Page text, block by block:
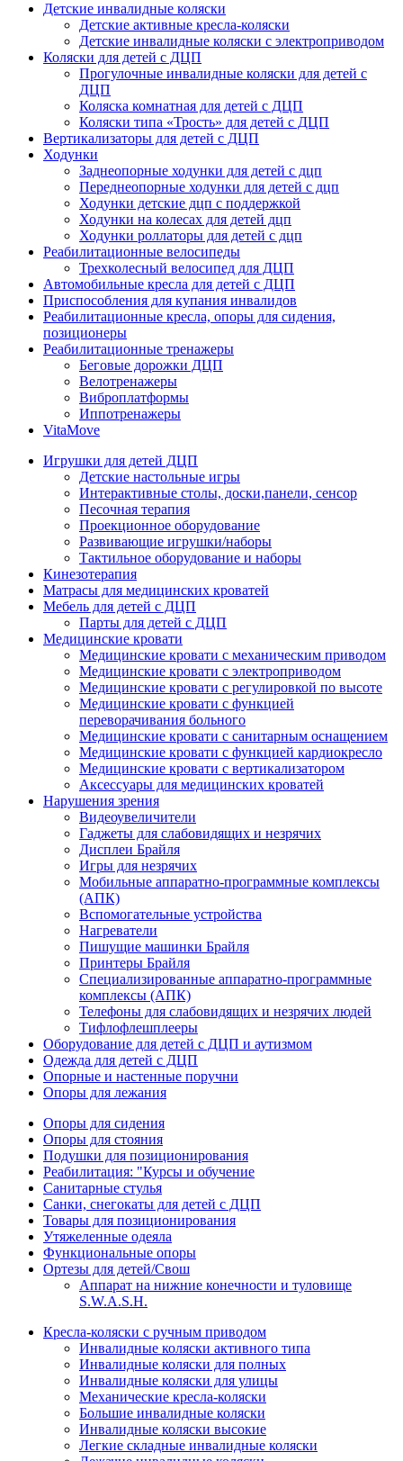
Детские инвалидные коляски
Детские активные кресла-коляски
Детские инвалидные коляски с электроприводом
Коляски для детей с ДЦП
Прогулочные инвалидные коляски для детей с
ДЦП
Коляска комнатная для детей с ДЦП
Коляски типа «Трость» для детей с ДЦП
Вертикализаторы для детей с ДЦП
Ходунки
Заднеопорные ходунки для детей с дцп
Переднеопорные ходунки для детей с дцп
Ходунки детские дцп с поддержкой
Ходунки на колесах для детей дцп
Ходунки роллаторы для детей с дцп
Реабилитационные велосипеды
Трехколесный велосипед для ДЦП
Автомобильные кресла для детей с ДЦП
Приспособления для купания инвалидов
Реабилитационные кресла, опоры для сидения,
позиционеры
Реабилитационные тренажеры
Беговые дорожки ДЦП
Велотренажеры
Виброплатформы
Иппотренажеры
VitaMove
Игрушки для детей ДЦП
Детские настольные игры
Интерактивные столы, доски,панели, сенсор
Песочная терапия
Проекционное оборудование
Развивающие игрушки/наборы
Тактильное оборудование и наборы
Кинезотерапия
Матрасы для медицинских кроватей
Мебель для детей с ДЦП
Парты для детей с ДЦП
Медицинские кровати
Медицинские кровати с механическим приводом
Медицинские кровати с электроприводом
Медицинские кровати с регулировкой по высоте
Медицинские кровати с функцией
переворачивания больного
Медицинские кровати с санитарным оснащением
Медицинские кровати с функцией кардиокресло
Медицинские кровати с вертикализатором
Аксессуары для медицинских кроватей
Нарушения зрения
Видеоувеличители
Гаджеты для слабовидящих и незрячих
Дисплеи Брайля
Игры для незрячих
Мобильные аппаратно-программные комплексы
(АПК)
Вспомогательные устройства
Нагреватели
Пишущие машинки Брайля
Принтеры Брайля
Специализированные аппаратно-программные
комплексы (АПК)
Телефоны для слабовидящих и незрячих людей
Тифлофлешплееры
Оборудование для детей с ДЦП и аутизмом
Одежда для детей с ДЦП
Опорные и настенные поручни
Опоры для лежания
Опоры для сидения
Опоры для стояния
Подушки для позиционирования
Реабилитация: "Курсы и обучение
Санитарные стулья
Санки, снегокаты для детей с ДЦП
Товары для позиционирования
Утяжеленные одеяла
Функциональные опоры
Ортезы для детей/Свош
Аппарат на нижние конечности и туловище
S.W.A.S.H.
Кресла-коляски с ручным приводом
Инвалидные коляски активного типа
Инвалидные коляски для полных
Инвалидные коляски для улицы
Механические кресла-коляски
Большие инвалидные коляски
Инвалидные коляски высокие
Легкие складные инвалидные коляски